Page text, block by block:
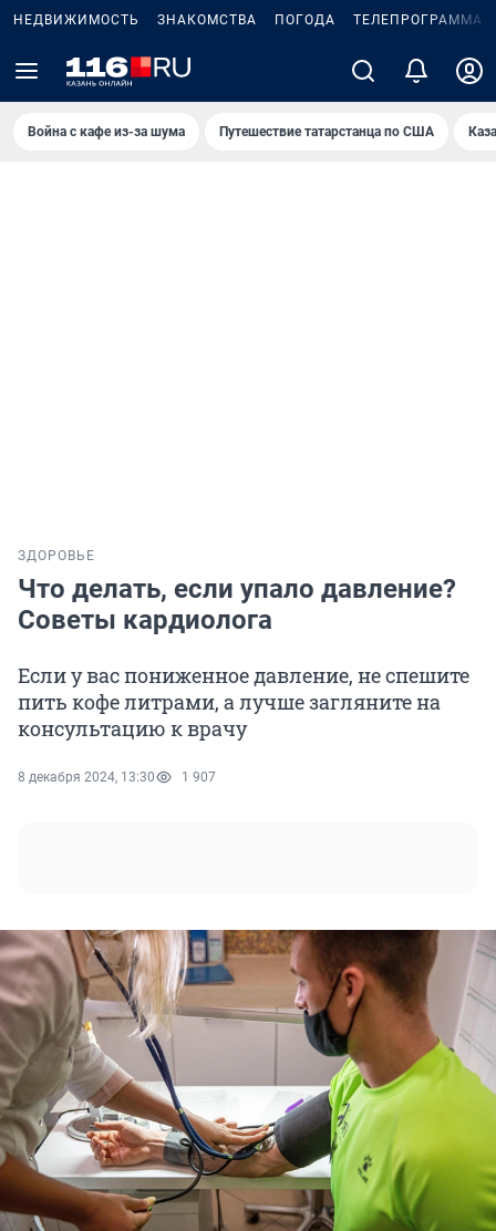
НЕДВИЖИМОСТЬ ЗНАКОМСТВА ПОГОДА ТЕЛЕПРОГРАММА
Война с кафе из-за шума Путешествие татарстанца по США
ЗДОРОВЬЕ
Что делать, если упало давление?
Советы кардиолога
Если у вас пониженное давление, не спешите
пить кофе литрами, а лучше загляните на
консультацию к врачу
8 декабря 2024, 13:30 1 907